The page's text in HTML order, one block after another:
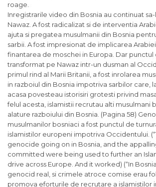
roage.
Inregistrarile video din Bosnia au continuat
Nawaz. A fost radicalizat si de interventia
ajuta si pregatea musulmanii din Bosnia
sarbii. A fost impresionat de implicarea
finantarea de moschei in Europa. Dar punctul
transformat pe Nawaz intr-un dusman al
primul rind al Marii Britanii, a fost inrolarea
in razboiul din Bosnia impotriva sarbilor care,
acasa povesteau istorisiri grotesti privind
felul acesta, islamistii recrutau alti musulmani
alature razboiului din Bosnia. (Pagina 58)
musulmanilor bosniaci a fost punctul de
islamistilor europeni impotriva Occidentului.
genocide going on in Bosnia, and the
committed were being used to further an
drive across Europe. And it worked) (“In
genocid real, si crimele atroce comise erau
promova eforturile de recrutare a islamistilor